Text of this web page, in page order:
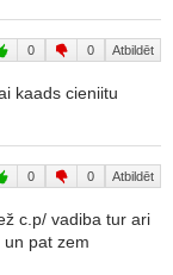
0 0 Atbildēt
kaads cieniitu
0 0 Atbildēt
c.p/ vadiba tur ari
pat zem